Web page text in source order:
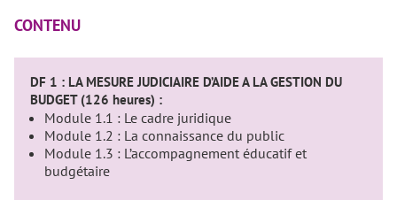
CONTENU
DF 1 : LA MESURE JUDICIAIRE D’AIDE A LA GESTION DU
BUDGET (126 heures) :
Module 1.1 : Le cadre juridique
Module 1.2 : La connaissance du public
Module 1.3 : L’accompagnement éducatif et
budgétaire